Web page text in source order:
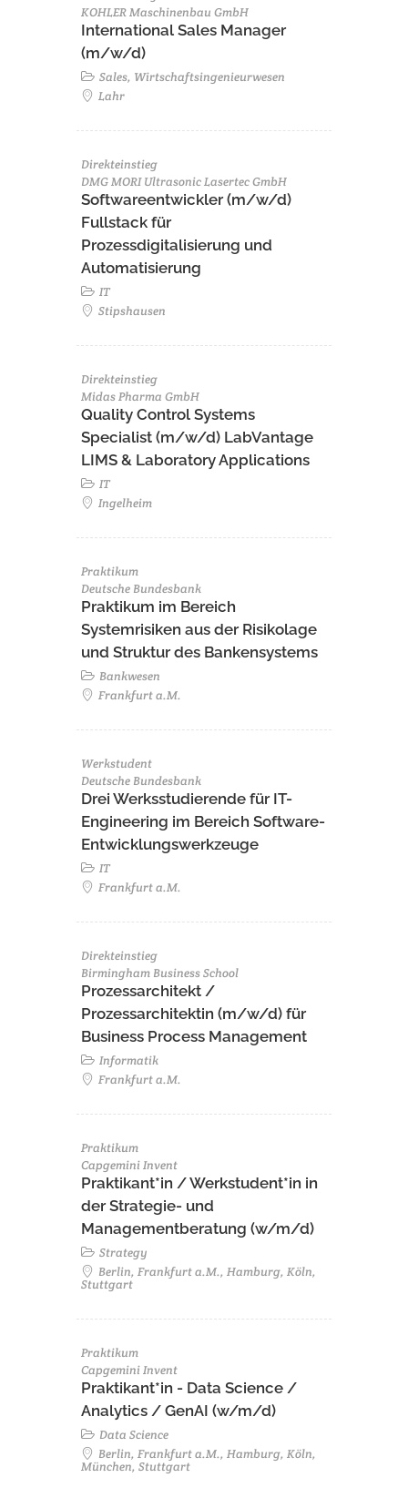
KOHLER Maschinenbau GmbH
International Sales Manager
(m/w/d)
Sales, Wirtschaftsingenieurwesen
Lahr
Direkteinstieg
DMG MORI Ultrasonic Lasertec GmbH
Softwareentwickler (m/w/d)
Fullstack für
Prozessdigitalisierung und
Automatisierung
IT
Stipshausen
Direkteinstieg
Midas Pharma GmbH
Quality Control Systems
Specialist (m/w/d) LabVantage
LIMS & Laboratory Applications
IT
Ingelheim
Praktikum
Deutsche Bundesbank
Praktikum im Bereich
Systemrisiken aus der Risikolage
und Struktur des Bankensystems
Bankwesen
Frankfurt a.M.
Werkstudent
Deutsche Bundesbank
Drei Werksstudierende für IT-
Engineering im Bereich Software-
Entwicklungswerkzeuge
IT
Frankfurt a.M.
Direkteinstieg
Birmingham Business School
Prozessarchitekt /
Prozessarchitektin (m/w/d) für
Business Process Management
Informatik
Frankfurt a.M.
Praktikum
Capgemini Invent
Praktikant*in / Werkstudent*in in
der Strategie- und
Managementberatung (w/m/d)
Strategy
Berlin, Frankfurt a.M., Hamburg, Köln,
Stuttgart
Praktikum
Capgemini Invent
Praktikant*in - Data Science /
Analytics / GenAI (w/m/d)
Data Science
Berlin, Frankfurt a.M., Hamburg, Köln,
München, Stuttgart